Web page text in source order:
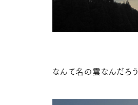
なんて名の雲なんだろう